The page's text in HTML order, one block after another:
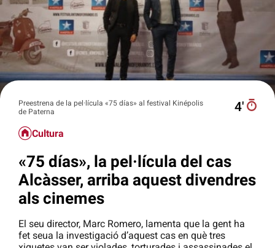
Preestrena de la pel·lícula «75 días» al festival Kinépolis
de Paterna
4′
Cultura
«75 días», la pel·lícula del cas
Alcàsser, arriba aquest divendres
als cinemes
El seu director, Marc Romero, lamenta que la gent ha
fet seua la investigació d’aquest cas en què tres